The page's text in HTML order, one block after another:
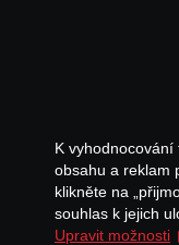
K
obsahu a reklam
klikněte na
souhlas k jejich
Upravit možnosti